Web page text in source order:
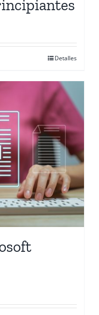
Detalles